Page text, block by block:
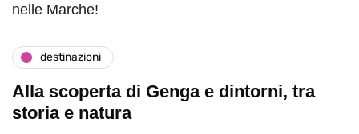
nelle Marche!
destinazioni
Alla scoperta di Genga e dintorni, tra
storia e natura